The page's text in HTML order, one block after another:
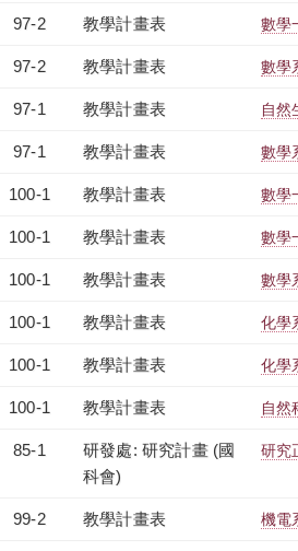
97-2 教學計畫表 數學
97-2 教學計畫表 數學
97-1 教學計畫表 自然
97-1 教學計畫表 數學
100-1 教學計畫表 數學
100-1 教學計畫表 數學
100-1 教學計畫表 數學
100-1 教學計畫表 化學
100-1 教學計畫表 化學
100-1 教學計畫表 自然
85-1
研發處: 研究計畫 (國
科會)
研究
99-2 教學計畫表 機電